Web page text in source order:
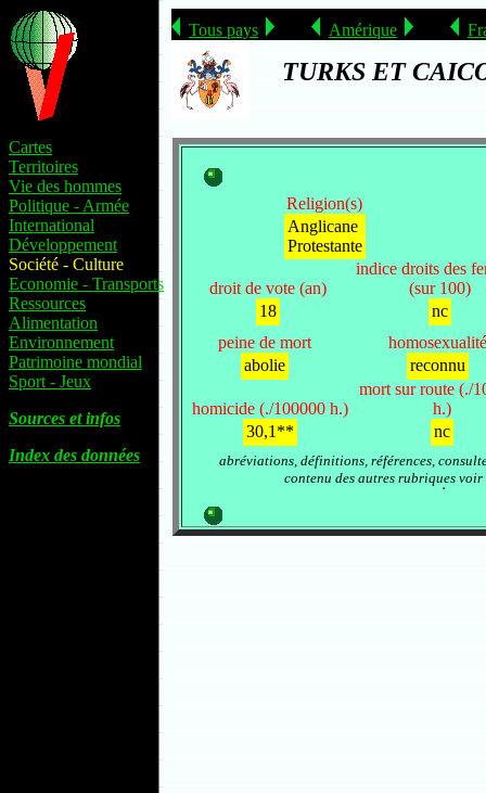
Tous pays Amérique
TURKS ET
Cartes
Territoires
Vie des hommes
Politique - Armée
International
Développement
Société - Culture
Economie - Transports
Ressources
Alimentation
Environnement
Patrimoine mondial
Sport - Jeux
Sources et infos
Index des données
Religion(s)
Anglicane
Protestante
droit de vote (an)
indice droits des
(sur 100)
18
nc
peine de mort
homosexualité
abolie
reconnu
homicide (./100000 h.)
mort sur route (./
h.)
30,1**
nc
abréviations, définitions, références,
contenu des autres rubriques voir